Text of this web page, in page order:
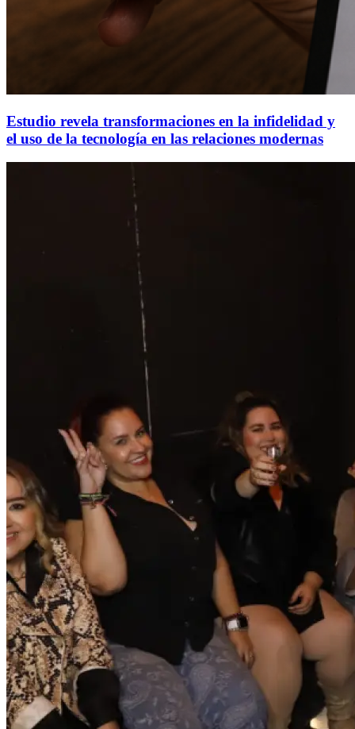
Estudio revela transformaciones en la infidelidad y
el uso de la tecnología en las relaciones modernas